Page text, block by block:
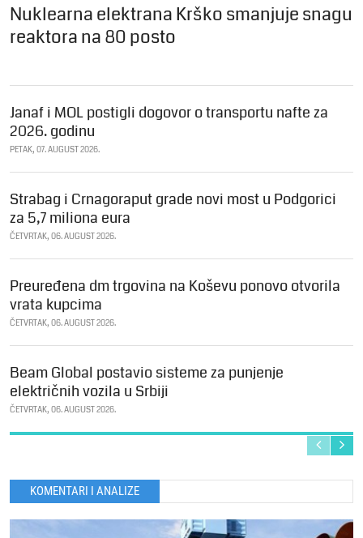
Nuklearna elektrana Krško smanjuje snagu
reaktora na 80 posto
Janaf i MOL postigli dogovor o transportu nafte za
2026. godinu
PETAK, 07. AUGUST 2026.
Strabag i Crnagoraput grade novi most u Podgorici
za 5,7 miliona eura
ČETVRTAK, 06. AUGUST 2026.
Preuređena dm trgovina na Koševu ponovo otvorila
vrata kupcima
ČETVRTAK, 06. AUGUST 2026.
Beam Global postavio sisteme za punjenje
električnih vozila u Srbiji
ČETVRTAK, 06. AUGUST 2026.
KOMENTARI I ANALIZE